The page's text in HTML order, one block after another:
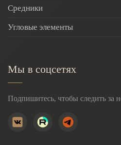
Средники
Угловые элементы
Мы в соцсетях
Подпишитесь, чтобы следить за